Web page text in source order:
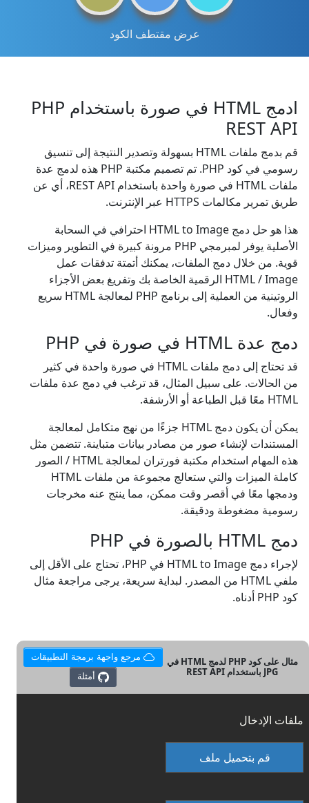
عرض مقتطف الكود
ادمج HTML في صورة باستخدام PHP
REST API
قم بدمج ملفات HTML بسهولة وتصدير النتيجة إلى تنسيق
رسومي في كود PHP. تم تصميم مكتبة PHP هذه لدمج عدة
ملفات HTML في صورة واحدة باستخدام REST API، أي عن
طريق تمرير مكالمات HTTPS عبر الإنترنت.
هذا هو حل دمج HTML to Image احترافي في السحابة
الأصلية يوفر لمبرمجي PHP مرونة كبيرة في التطوير وميزات
قوية. من خلال دمج الملفات، يمكنك أتمتة تدفقات عمل
HTML / Image الرقمية الخاصة بك وتفريغ بعض الأجزاء
الروتينية من العملية إلى برنامج PHP لمعالجة HTML سريع
وفعال.
دمج عدة HTML في صورة في PHP
قد تحتاج إلى دمج ملفات HTML في صورة واحدة في كثير
من الحالات. على سبيل المثال، قد ترغب في دمج عدة ملفات
HTML معًا قبل الطباعة أو الأرشفة.
يمكن أن يكون دمج HTML جزءًا من نهج متكامل لمعالجة
المستندات لإنشاء صور من مصادر بيانات متباينة. تتضمن مثل
هذه المهام استخدام مكتبة فورتران لمعالجة HTML / الصور
كاملة الميزات والتي ستعالج مجموعة من ملفات HTML
ودمجها معًا في أقصر وقت ممكن، مما ينتج عنه مخرجات
رسومية مضغوطة ودقيقة.
دمج HTML بالصورة في PHP
لإجراء دمج HTML to Image في PHP، تحتاج على الأقل إلى
ملفي HTML من المصدر. لبداية سريعة، يرجى مراجعة مثال
كود PHP أدناه.
مثال على كود PHP لدمج HTML في
JPG باستخدام REST API
مرجع واجهة برمجة التطبيقات
ملفات الإدخال
قم بتحميل ملف